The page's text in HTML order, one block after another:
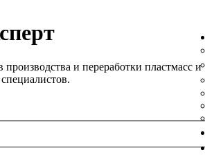
и переработки пластмасс и